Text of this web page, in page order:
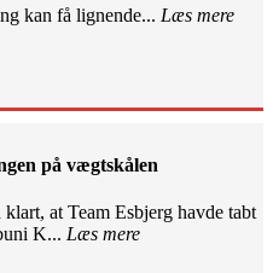
kan få lignende... Læs mere
på vægtskålen
at Team Esbjerg havde tabt
K... Læs mere